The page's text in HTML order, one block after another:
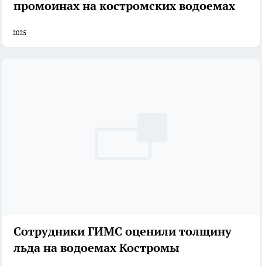
промоинах на костромских водоемах
2025
Сотрудники ГИМС оценили толщину
льда на водоемах Костромы